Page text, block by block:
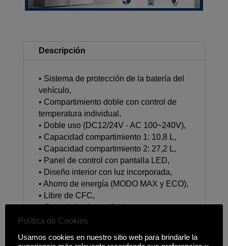
Descripción
• Sistema de protección de la batería del
vehículo,
• Compartimiento doble con control de
temperatura individual,
• Doble uso (DC12/24V - AC 100~240V),
• Capacidad compartimiento 1: 10,8 L,
• Capacidad compartimiento 2: 27,2 L,
• Panel de control con pantalla LED,
• Diseño interior con luz incorporada,
• Ahorro de energía (MODO MAX y ECO),
• Libre de CFC,
• Gran aislamiento térmico,
• Combinación de nevera / congelador
• Tamaño de la nevera: 65,3 x 36,9 x 48,7
Política de Cookies
Usamos cookies en nuestro sitio web para brindarle la